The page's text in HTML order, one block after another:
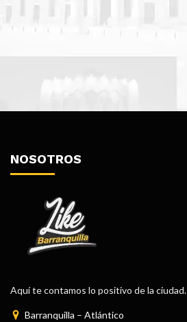
NOSOTROS
Aquí te contamos lo positivo de la ciudad.
Barranquilla – Atlántico